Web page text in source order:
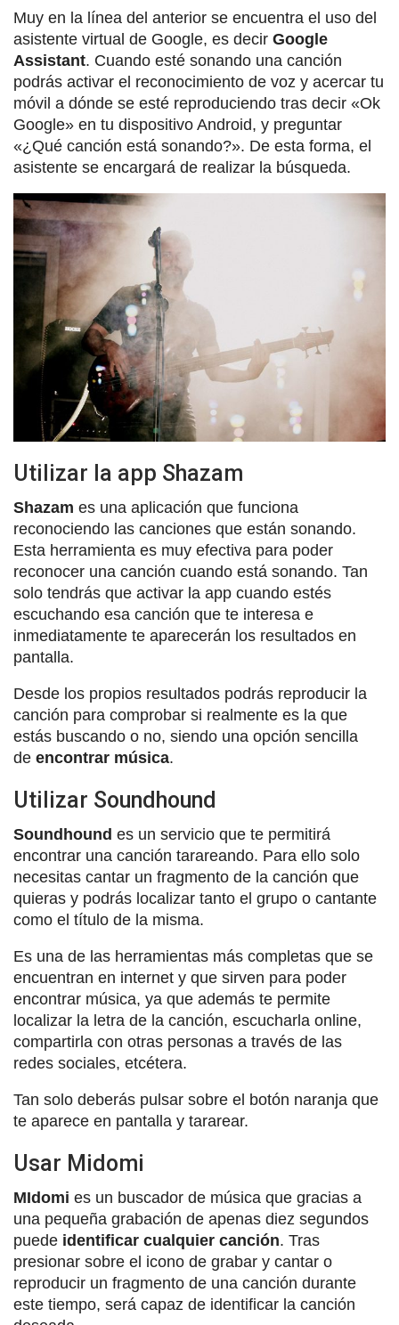
Muy en la línea del anterior se encuentra el uso del
asistente virtual de Google, es decir Google
Assistant. Cuando esté sonando una canción
podrás activar el reconocimiento de voz y acercar tu
móvil a dónde se esté reproduciendo tras decir «Ok
Google» en tu dispositivo Android, y preguntar
«¿Qué canción está sonando?». De esta forma, el
asistente se encargará de realizar la búsqueda.
Utilizar la app Shazam
Shazam es una aplicación que funciona
reconociendo las canciones que están sonando.
Esta herramienta es muy efectiva para poder
reconocer una canción cuando está sonando. Tan
solo tendrás que activar la app cuando estés
escuchando esa canción que te interesa e
inmediatamente te aparecerán los resultados en
pantalla.
Desde los propios resultados podrás reproducir la
canción para comprobar si realmente es la que
estás buscando o no, siendo una opción sencilla
de encontrar música.
Utilizar Soundhound
Soundhound es un servicio que te permitirá
encontrar una canción tarareando. Para ello solo
necesitas cantar un fragmento de la canción que
quieras y podrás localizar tanto el grupo o cantante
como el título de la misma.
Es una de las herramientas más completas que se
encuentran en internet y que sirven para poder
encontrar música, ya que además te permite
localizar la letra de la canción, escucharla online,
compartirla con otras personas a través de las
redes sociales, etcétera.
Tan solo deberás pulsar sobre el botón naranja que
te aparece en pantalla y tararear.
Usar Midomi
MIdomi es un buscador de música que gracias a
una pequeña grabación de apenas diez segundos
puede identificar cualquier canción. Tras
presionar sobre el icono de grabar y cantar o
reproducir un fragmento de una canción durante
este tiempo, será capaz de identificar la canción